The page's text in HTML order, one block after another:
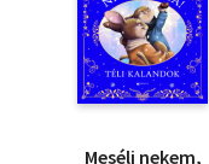
Mesélj nekem,